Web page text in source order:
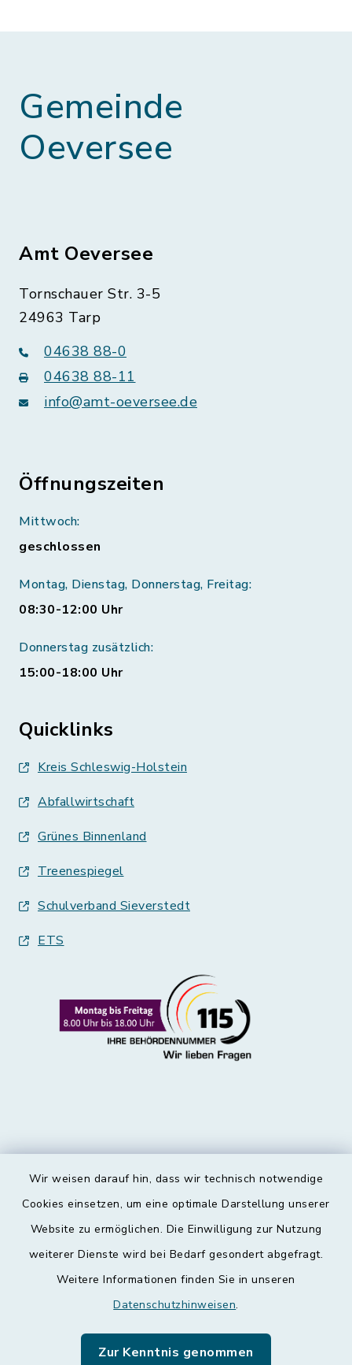
Wir weisen darauf hin, dass wir technisch notwendige
Cookies einsetzen, um eine optimale Darstellung unserer
Website zu ermöglichen. Die Einwilligung zur Nutzung
weiterer Dienste wird bei Bedarf gesondert abgefragt.
Weitere Informationen finden Sie in unseren
Datenschutzhinweisen.
Zur Kenntnis genommen
Gemeinde
Oeversee
Amt Oeversee
Tornschauer Str. 3-5
24963 Tarp
04638 88-0
04638 88-11
info@amt-oeversee.de
Öffnungszeiten
Mittwoch:
geschlossen
Montag, Dienstag, Donnerstag, Freitag:
08:30-12:00 Uhr
Donnerstag zusätzlich:
15:00-18:00 Uhr
Quicklinks
Kreis Schleswig-Holstein
Abfallwirtschaft
Grünes Binnenland
Treenespiegel
Schulverband Sieverstedt
ETS
Kontakt
Datenschutz